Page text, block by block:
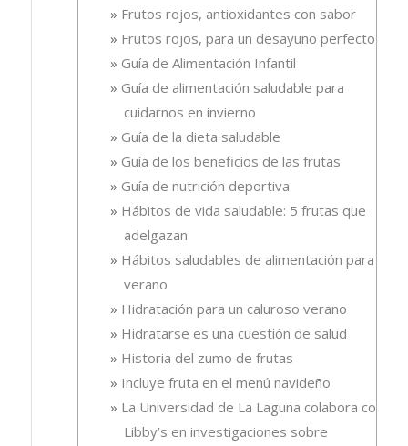
Frutos rojos, antioxidantes con sabor
Frutos rojos, para un desayuno perfecto
Guía de Alimentación Infantil
Guía de alimentación saludable para
cuidarnos en invierno
Guía de la dieta saludable
Guía de los beneficios de las frutas
Guía de nutrición deportiva
Hábitos de vida saludable: 5 frutas que
adelgazan
Hábitos saludables de alimentación para el
verano
Hidratación para un caluroso verano
Hidratarse es una cuestión de salud
Historia del zumo de frutas
Incluye fruta en el menú navideño
La Universidad de La Laguna colabora con
Libby’s en investigaciones sobre